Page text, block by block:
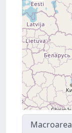
Macroarea